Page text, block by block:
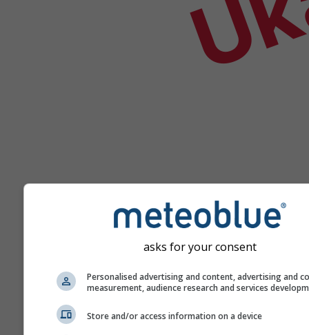
Nápověda
asks for your consent
Personalised advertising and content, advertising and
measurement, audience research and services
Store and/or access information on a device